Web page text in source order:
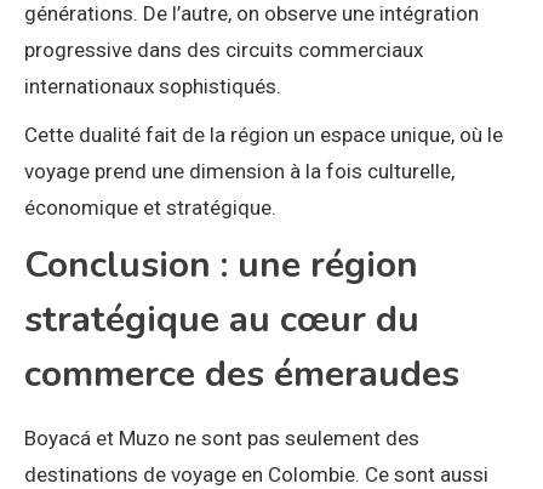
générations. De l’autre, on observe une intégration
progressive dans des circuits commerciaux
internationaux sophistiqués.
Cette dualité fait de la région un espace unique, où le
voyage prend une dimension à la fois culturelle,
économique et stratégique.
Conclusion : une région
stratégique au cœur du
commerce des émeraudes
Boyacá et Muzo ne sont pas seulement des
destinations de voyage en Colombie. Ce sont aussi